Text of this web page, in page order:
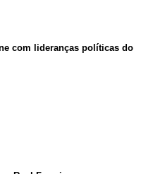
com lideranças políticas do